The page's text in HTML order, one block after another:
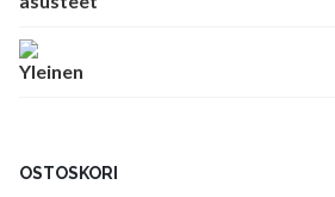
OSTOSKORI